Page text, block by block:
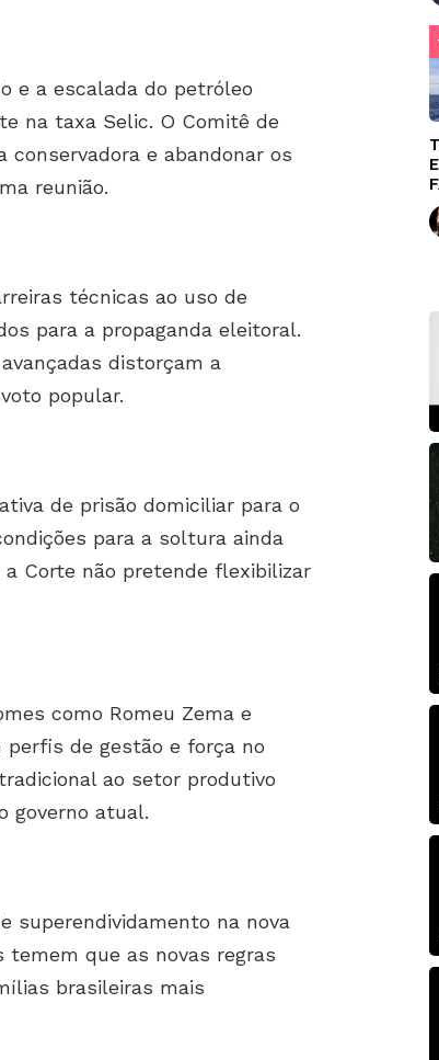
e a escalada do petróleo
na taxa Selic. O Comitê de
e abandonar os
reunião.
técnicas ao uso de
para a propaganda eleitoral.
distorçam a
popular.
de prisão domiciliar para o
para a soltura ainda
Corte não pretende flexibilizar
como Romeu Zema e
perfis de gestão e força no
ao setor produtivo
governo atual.
superendividamento na nova
temem que as novas regras
brasileiras mais